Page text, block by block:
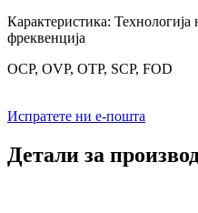
Карактеристика:
фреквенција
OCP, OVP, OTP, SCP, FOD
Испратете ни е-пошта
Детали за